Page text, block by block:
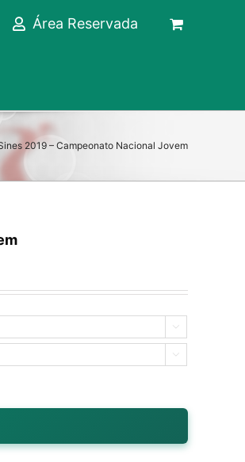
Área Reservada
2019 – Campeonato Nacional Jovem

